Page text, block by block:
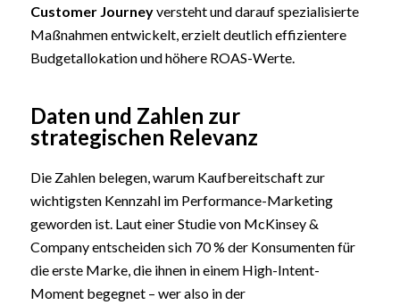
Customer Journeyversteht und darauf spezialisierte
Maßnahmen entwickelt, erzielt deutlich effizientere
Budgetallokation und höhere ROAS-Werte.
Daten und Zahlen zur
strategischen Relevanz
Die Zahlen belegen, warum Kaufbereitschaft zur
wichtigsten Kennzahl im Performance-Marketing
geworden ist. Laut einer Studie von McKinsey &
Company entscheiden sich 70 % der Konsumenten für
die erste Marke, die ihnen in einem High-Intent-
Moment begegnet – wer also in der